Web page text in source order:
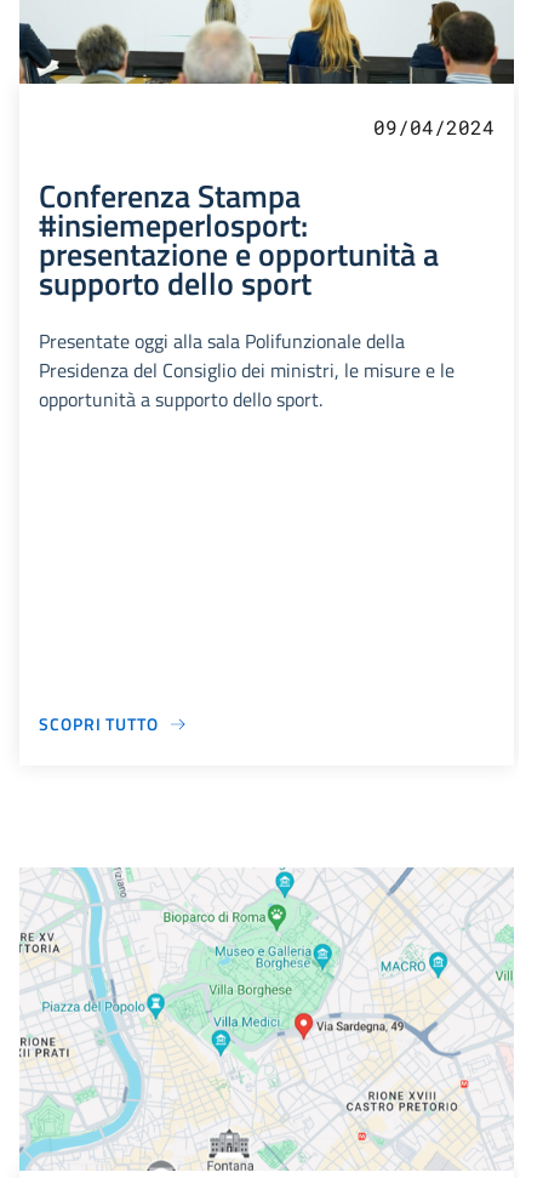
09/04/2024
Conferenza Stampa
#insiemeperlosport:
presentazione e opportunità a
supporto dello sport
Presentate oggi alla sala Polifunzionale della
Presidenza del Consiglio dei ministri, le misure e le
opportunità a supporto dello sport.
SCOPRI TUTTO